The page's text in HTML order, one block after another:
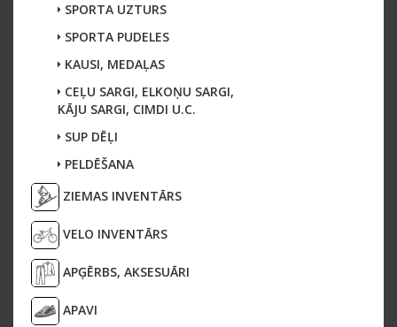
SPORTA UZTURS
SPORTA PUDELES
KAUSI, MEDAĻAS
CEĻU SARGI, ELKOŅU SARGI,
KĀJU SARGI, CIMDI U.C.
SUP DĒĻI
PELDĒŠANA
ZIEMAS INVENTĀRS
VELO INVENTĀRS
APĢĒRBS, AKSESUĀRI
APAVI